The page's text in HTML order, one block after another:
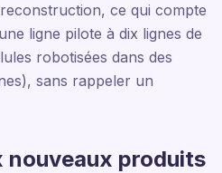
ce qui compte
ligne pilote à dix lignes de
robotisées dans des
sans rappeler un
nouveaux produits